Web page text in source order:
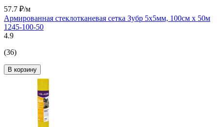
57.7 ₽/м
Армированная стеклотканевая сетка Зубр 5x5мм, 100см х 50м
1245-100-50
4.9
(36)
В корзину